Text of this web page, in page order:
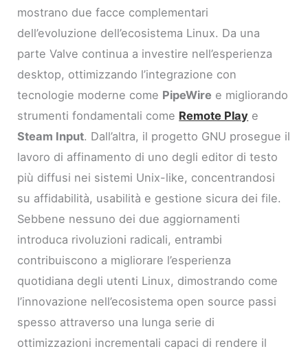
mostrano due facce complementari
dell’evoluzione dell’ecosistema Linux. Da una
parte Valve continua a investire nell’esperienza
desktop, ottimizzando l’integrazione con
tecnologie moderne come PipeWire e migliorando
strumenti fondamentali come Remote Play e
Steam Input. Dall’altra, il progetto GNU prosegue il
lavoro di affinamento di uno degli editor di testo
più diffusi nei sistemi Unix-like, concentrandosi
su affidabilità, usabilità e gestione sicura dei file.
Sebbene nessuno dei due aggiornamenti
introduca rivoluzioni radicali, entrambi
contribuiscono a migliorare l’esperienza
quotidiana degli utenti Linux, dimostrando come
l’innovazione nell’ecosistema open source passi
spesso attraverso una lunga serie di
ottimizzazioni incrementali capaci di rendere il